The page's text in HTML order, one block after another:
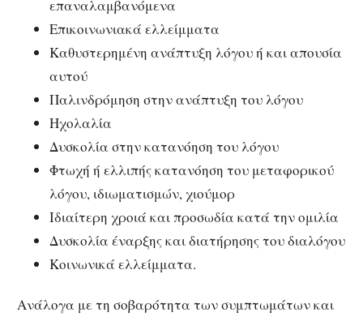
επαναλαμβανόμενα
Επικοινωνιακά ελλείμματα
Καθυστερημένη ανάπτυξη λόγου ή και απουσία
αυτού
Παλινδρόμηση στην ανάπτυξη του λόγου
Ηχολαλία
Δυσκολία στην κατανόηση του λόγου
Φτωχή ή ελλιπής κατανόηση του μεταφορικού
λόγου, ιδιωματισμών, χιούμορ
Ιδιαίτερη χροιά και προσωδία κατά την ομιλία
Δυσκολία έναρξης και διατήρησης του διαλόγου
Κοινωνικά ελλείμματα.
Ανάλογα με τη σοβαρότητα των συμπτωμάτων και